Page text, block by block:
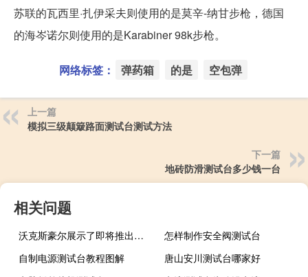
苏联的瓦西里·扎伊采夫则使用的是莫辛-纳甘步枪，德国
的海岑诺尔则使用的是Karabiner 98k步枪。
网络标签： 弹药箱 的是 空包弹
上一篇
模拟三级颠簸路面测试台测试方法
下一篇
地砖防滑测试台多少钱一台
相关问题
沃克斯豪尔展示了即将推出的Corsa GSi的动力总成
怎样制作安全阀测试台
自制电源测试台教程图解
唐山安川测试台哪家好